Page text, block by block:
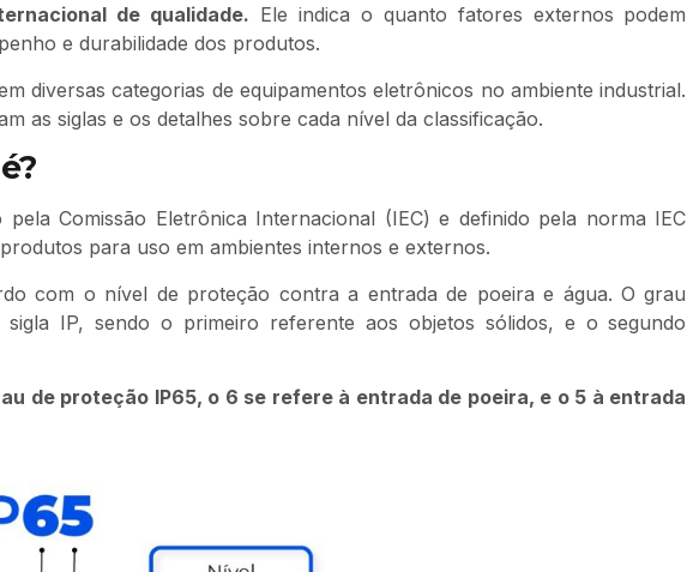
de qualidade. Ele indica o quanto fatores externos podem
e durabilidade dos produtos.
diversas categorias de equipamentos eletrônicos no ambiente industrial.
as siglas e os detalhes sobre cada nível da classificação.
Comissão Eletrônica Internacional (IEC) e definido pela norma IEC
para uso em ambientes internos e externos.
com o nível de proteção contra a entrada de poeira e água. O grau
IP, sendo o primeiro referente aos objetos sólidos, e o segundo
de proteção IP65, o 6 se refere à entrada de poeira, e o 5 à entrada